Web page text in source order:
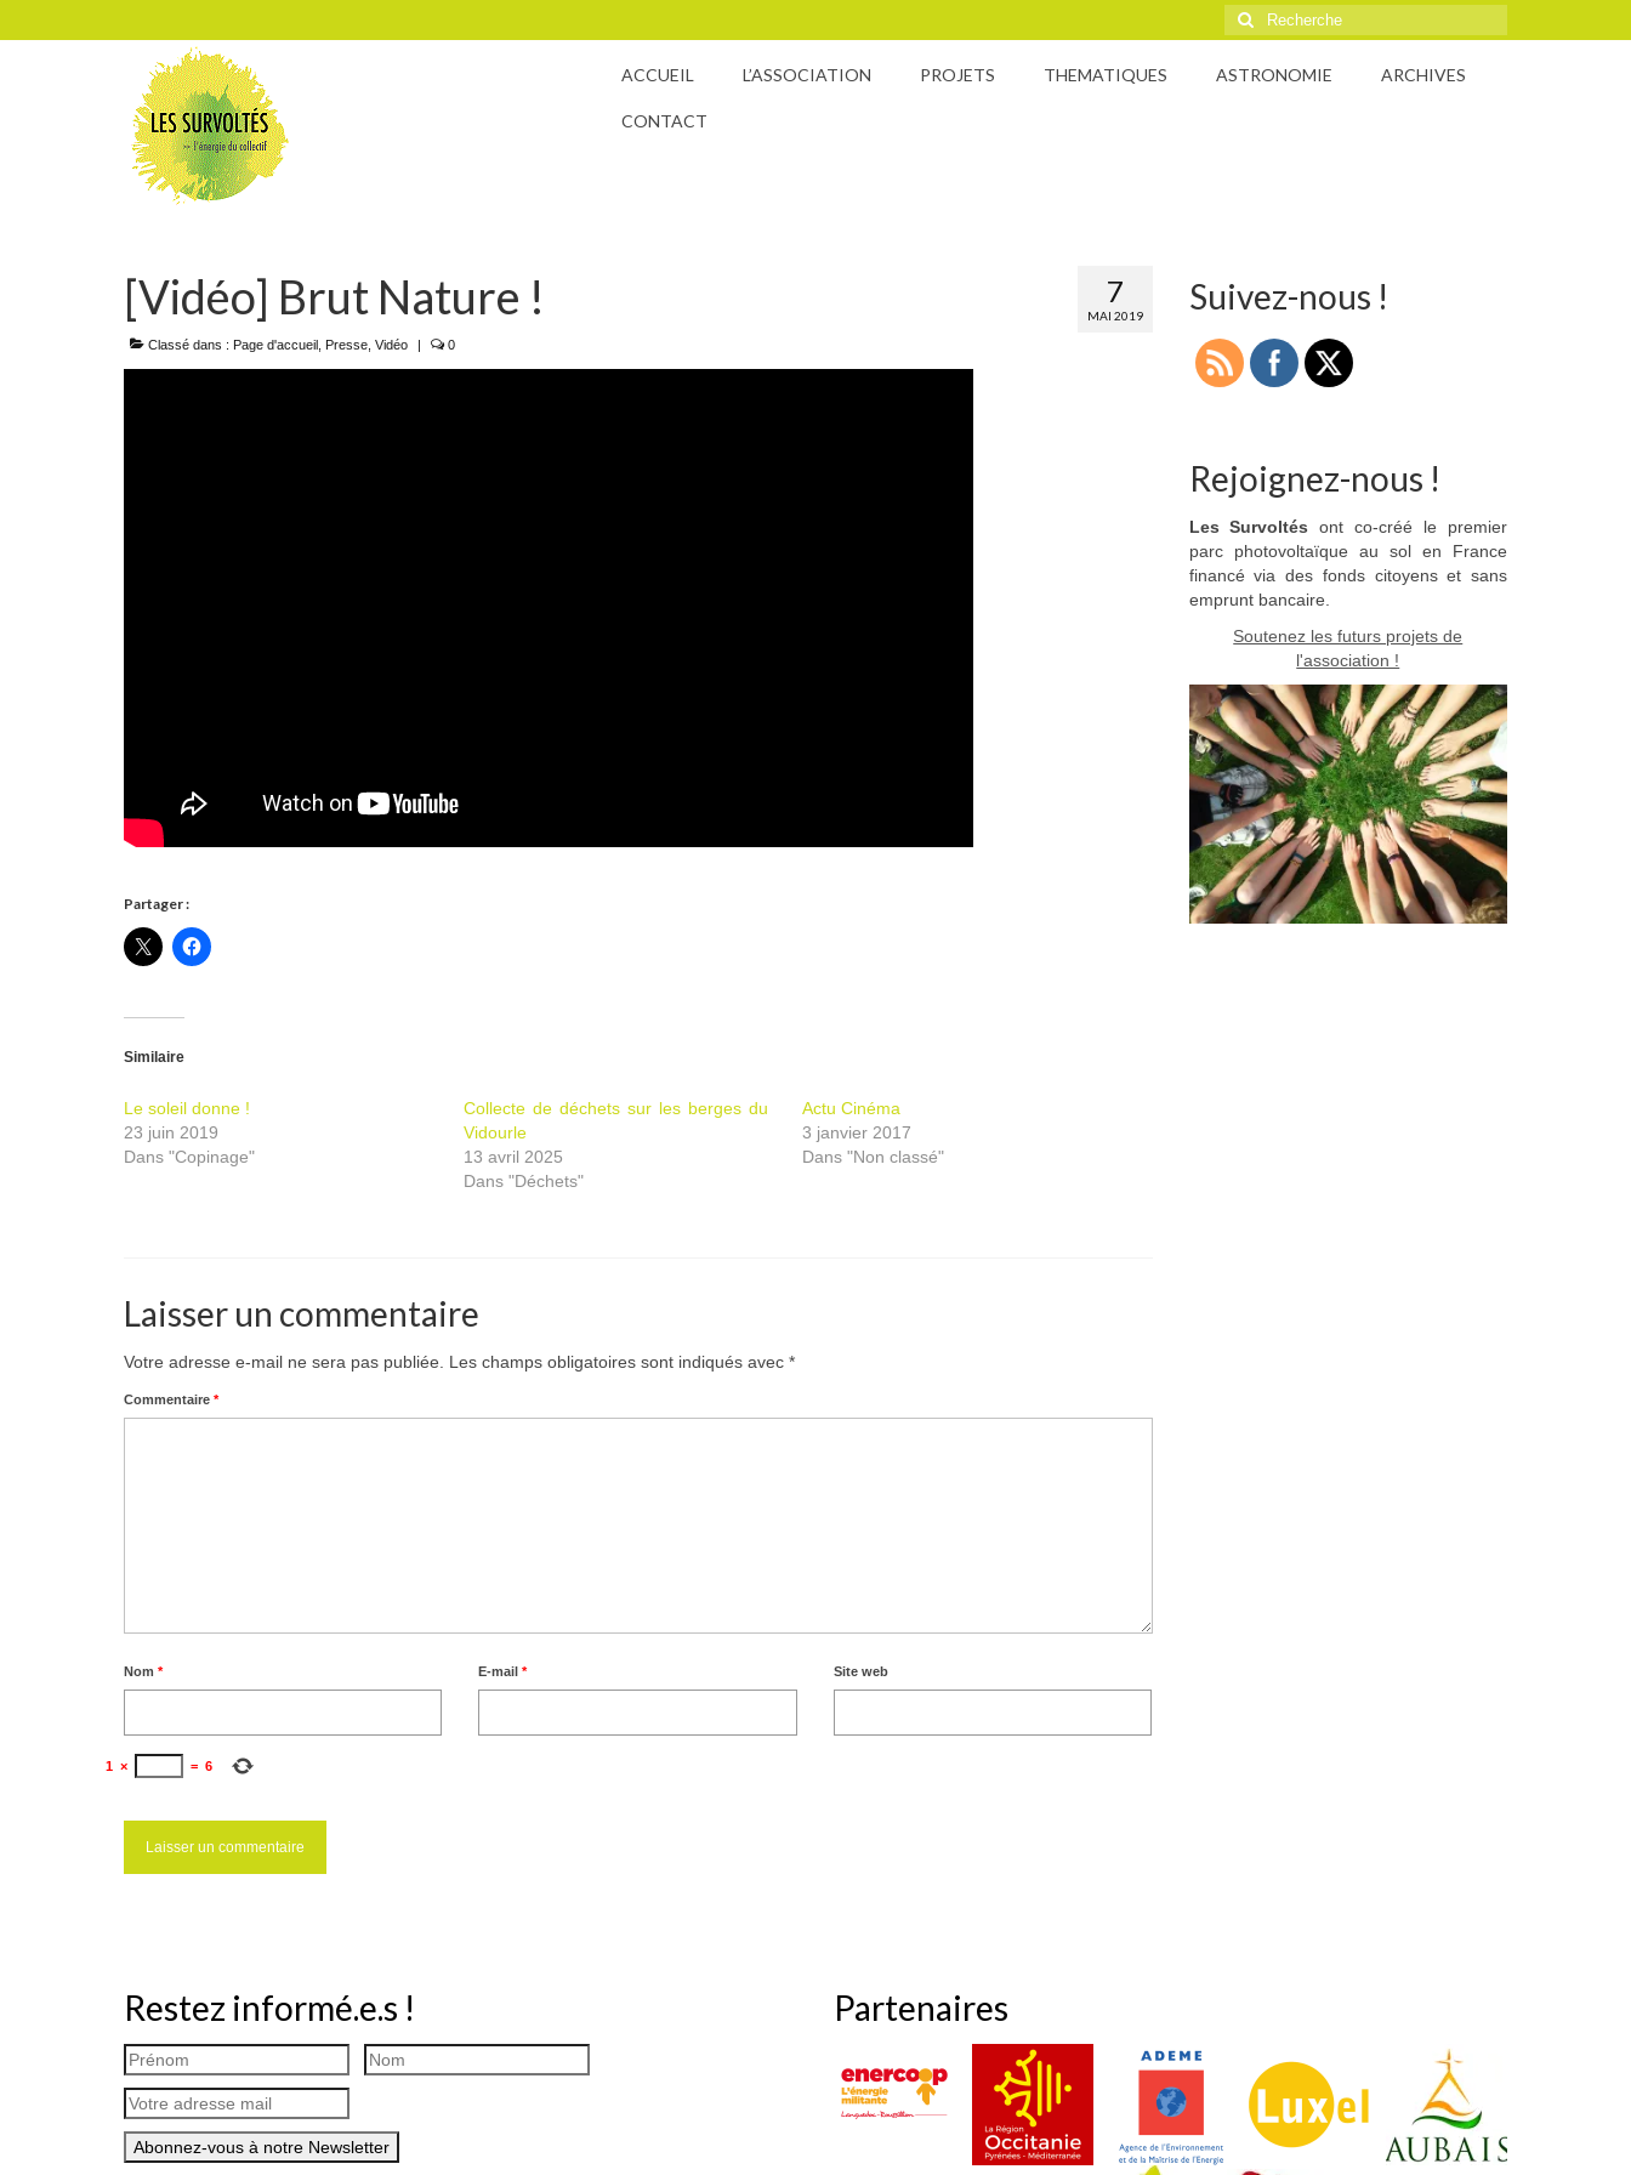
Rechercher
:
ACCUEIL L’ASSOCIATION PROJETS THEMATIQUES ASTRONOMIE ARCHIVES
CONTACT
7
MAI 2019
[Vidéo] Brut Nature !
Classé dans : Page d'accueil Presse Vidéo | 0
Partager :
Similaire
Le soleil donne !
23 juin 2019
Dans "Copinage"
Collecte de déchets sur les berges du
Vidourle
13 avril 2025
Dans "Déchets"
Actu Cinéma
3 janvier 2017
Dans "Non classé"
Laisser un commentaire
Votre adresse e-mail ne sera pas publiée. Les champs obligatoires sont indiqués avec *
Commentaire *
Nom * E-mail* Site web
1 × = 6
Suivez-nous !
Rejoignez-nous !
Les Survoltés ont co-créé le premier
parc photovoltaïque au sol en France
financé via des fonds citoyens et sans
emprunt bancaire.
Soutenez les futurs projets de
l'association !
Restez informé.e.s ! Partenaires